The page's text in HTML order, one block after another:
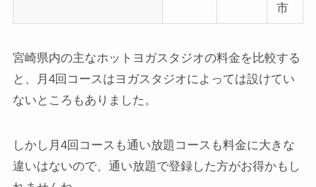
市
宮崎県内の主なホットヨガスタジオの料金を比較する
と、月4回コースはヨガスタジオによっては設けてい
ないところもありました。
しかし月4回コースも通い放題コースも料金に大きな
違いはないので、通い放題で登録した方がお得かもし